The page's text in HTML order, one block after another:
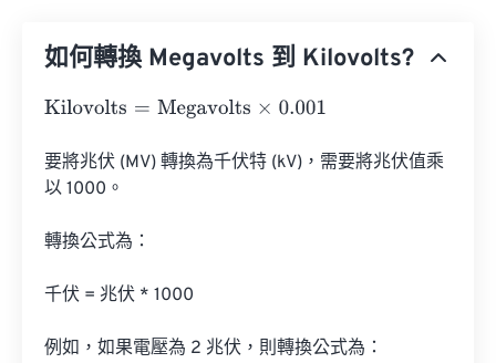
如何轉換 Megavolts 到 Kilovolts?
Kilovolts=Megavolts×0.001
要將兆伏 (MV) 轉換為千伏特 (kV)，需要將兆伏值乘
以 1000。
轉換公式為：
千伏 = 兆伏 * 1000
例如，如果電壓為 2 兆伏，則轉換公式為：